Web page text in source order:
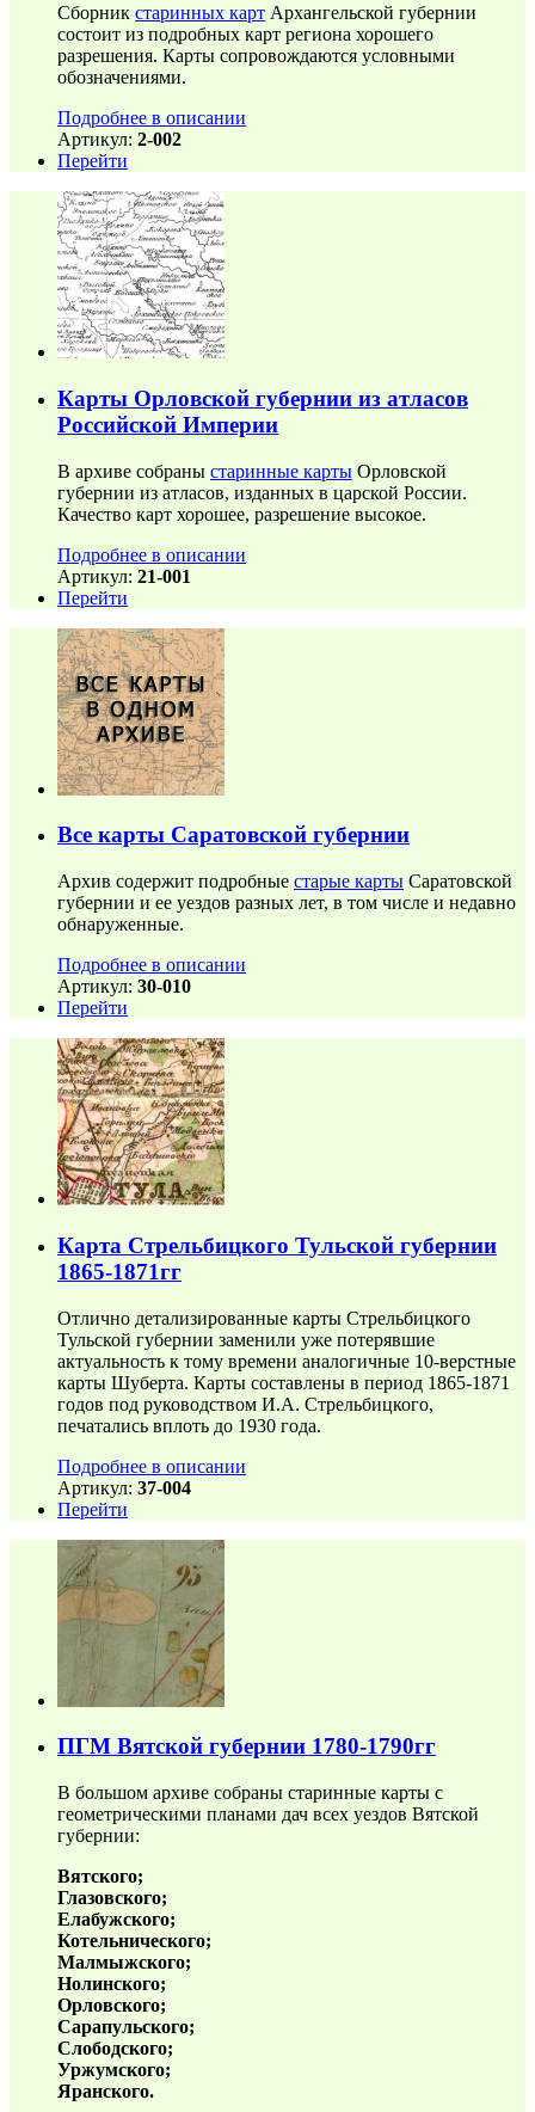
Сборник старинных карт Архангельской губернии
состоит из подробных карт региона хорошего
разрешения. Карты сопровождаются условными
обозначениями.
Подробнее в описании
Артикул: 2-002
Перейти
Карты Орловской губернии из атласов
Российской Империи
В архиве собраны старинные карты Орловской
губернии из атласов, изданных в царской России.
Качество карт хорошее, разрешение высокое.
Подробнее в описании
Артикул: 21-001
Перейти
Все карты Саратовской губернии
Архив содержит подробные старые карты Саратовской
губернии и ее уездов разных лет, в том числе и недавно
обнаруженные.
Подробнее в описании
Артикул: 30-010
Перейти
Карта Стрельбицкого Тульской губернии
1865-1871гг
Отлично детализированные карты Стрельбицкого
Тульской губернии заменили уже потерявшие
актуальность к тому времени аналогичные 10-верстные
карты Шуберта. Карты составлены в период 1865-1871
годов под руководством И.А. Стрельбицкого,
печатались вплоть до 1930 года.
Подробнее в описании
Артикул: 37-004
Перейти
ПГМ Вятской губернии 1780-1790гг
В большом архиве собраны старинные карты с
геометрическими планами дач всех уездов Вятской
губернии:
Вятского;
Глазовского;
Елабужского;
Котельнического;
Малмыжского;
Нолинского;
Орловского;
Сарапульского;
Слободского;
Уржумского;
Яранского.